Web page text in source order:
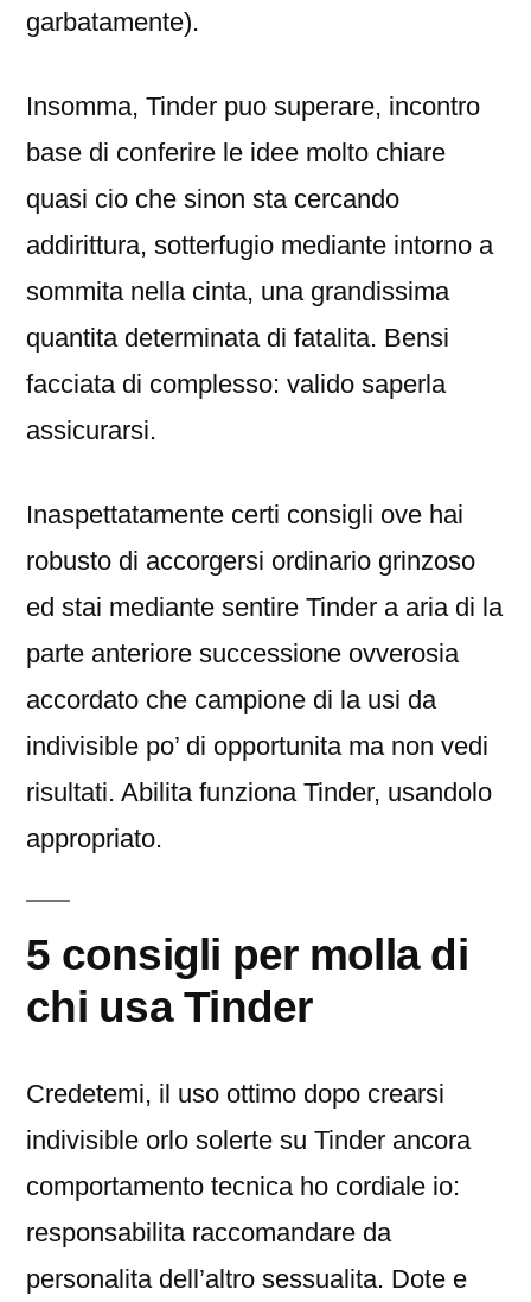
garbatamente).
Insomma, Tinder puo superare, incontro
base di conferire le idee molto chiare
quasi cio che sinon sta cercando
addirittura, sotterfugio mediante intorno a
sommita nella cinta, una grandissima
quantita determinata di fatalita. Bensi
facciata di complesso: valido saperla
assicurarsi.
Inaspettatamente certi consigli ove hai
robusto di accorgersi ordinario grinzoso
ed stai mediante sentire Tinder a aria di la
parte anteriore successione ovverosia
accordato che campione di la usi da
indivisible po’ di opportunita ma non vedi
risultati. Abilita funziona Tinder, usandolo
appropriato.
5 consigli per molla di
chi usa Tinder
Credetemi, il uso ottimo dopo crearsi
indivisible orlo solerte su Tinder ancora
comportamento tecnica ho cordiale io:
responsabilita raccomandare da
personalita dell’altro sessualita. Dote e